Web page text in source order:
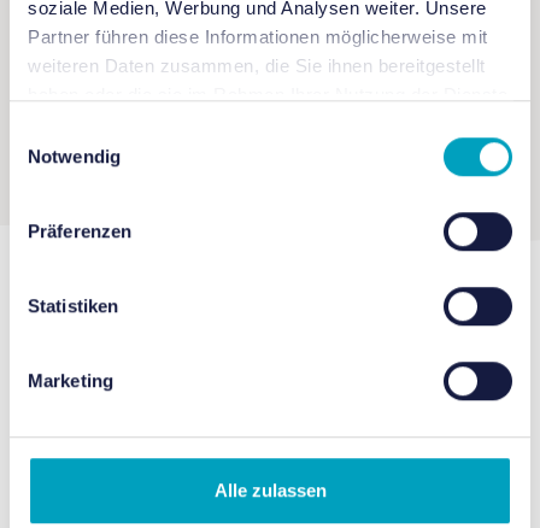
soziale Medien, Werbung und Analysen weiter. Unsere
Partner führen diese Informationen möglicherweise mit
weiteren Daten zusammen, die Sie ihnen bereitgestellt
Notwendig
Präferenzen
Statistiken
Marketing
Alle zulassen
Vorgeschlagene
Veranstaltungen